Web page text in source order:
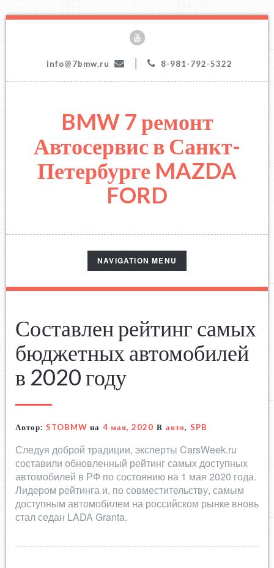
info@7bmw.ru 8-981-792-5322
BMW 7 ремонт
Автосервис в Санкт-
Петербурге MAZDA
FORD
TOGGLE
NAVIGATION
NAVIGATION MENU
Составлен рейтинг самых
бюджетных автомобилей
в 2020 году
Автор: STOBMW на 4 мая, 2020 В авто, SPB
Следуя доброй традиции, эксперты CarsWeek.ru
составили обновленный рейтинг самых доступных
автомобилей в РФ по состоянию на 1 мая 2020 года.
Лидером рейтинга и, по совместительству, самым
доступным автомобилем на российском рынке вновь
стал седан LADA Granta.